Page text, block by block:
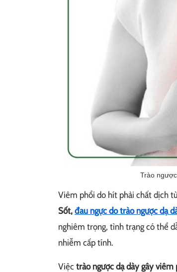
Trào
Viêm phổi do hít phải chất dịch
Sốt,đau ngực do trào ngược dạ
nghiêm trọng, tình trạng có thể
nhiễm cấp tính.
Việc trào ngược dạ dày gây viêm